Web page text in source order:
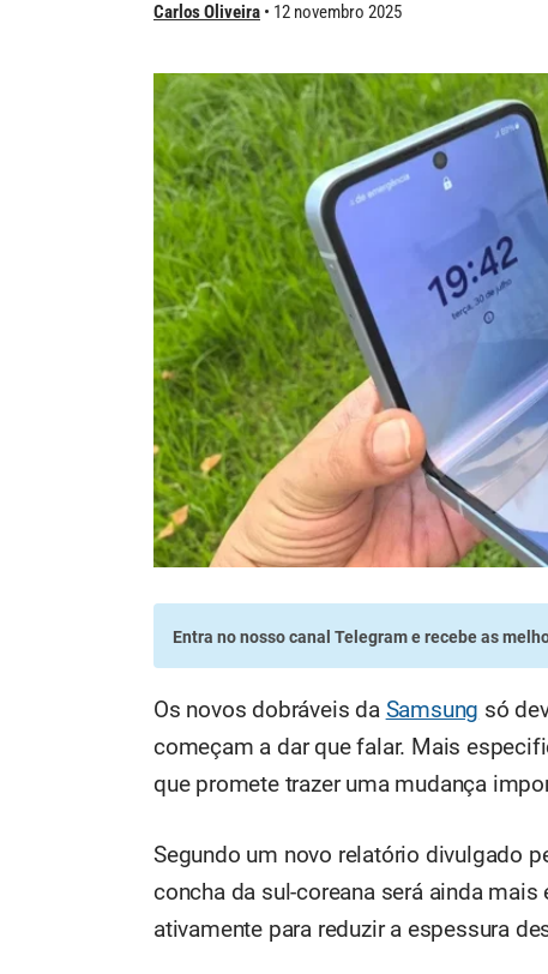
Carlos Oliveira 12 novembro 2025
Entra no nosso canal Telegrame recebe as
Os novos dobráveis da Samsung só
começam a dar que falar. Mais
que promete trazer uma mudança
Segundo um novo relatório divulgado
concha da sul-coreana será ainda
ativamente para reduzir a espessura